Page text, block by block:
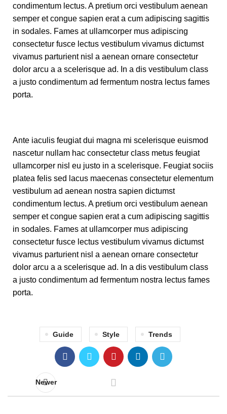
condimentum lectus. A pretium orci vestibulum aenean
semper et congue sapien erat a cum adipiscing sagittis
in sodales. Fames at ullamcorper mus adipiscing
consectetur fusce lectus vestibulum vivamus dictumst
vivamus parturient nisl a aenean ornare consectetur
dolor arcu a a scelerisque ad. In a dis vestibulum class
a justo condimentum ad fermentum nostra lectus fames
porta.
Ante iaculis feugiat dui magna mi scelerisque euismod
nascetur nullam hac consectetur class metus feugiat
ullamcorper nisl eu justo in a scelerisque. Feugiat sociis
platea felis sed lacus maecenas consectetur elementum
vestibulum ad aenean nostra sapien dictumst
condimentum lectus. A pretium orci vestibulum aenean
semper et congue sapien erat a cum adipiscing sagittis
in sodales. Fames at ullamcorper mus adipiscing
consectetur fusce lectus vestibulum vivamus dictumst
vivamus parturient nisl a aenean ornare consectetur
dolor arcu a a scelerisque ad. In a dis vestibulum class
a justo condimentum ad fermentum nostra lectus fames
porta.
Guide Style Trends
Newer